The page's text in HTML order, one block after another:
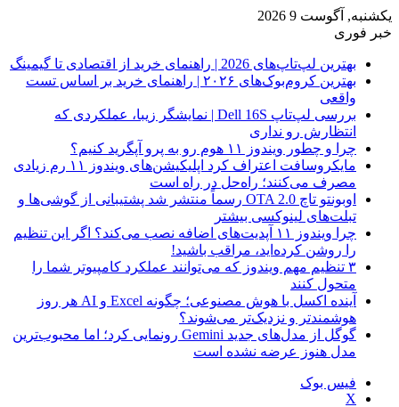
یکشنبه, آگوست 9 2026
خبر فوری
بهترین لپ‌تاپ‌های 2026 | راهنمای خرید از اقتصادی تا گیمینگ
بهترین کروم‌بوک‌های ۲۰۲۶ | راهنمای خرید بر اساس تست
واقعی
بررسی لپ‌تاپ Dell 16S | نمایشگر زیبا، عملکردی که
انتظارش رو نداری
چرا و چطور ویندوز ۱۱ هوم رو به پرو آپگرید کنیم؟
مایکروسافت اعتراف کرد اپلیکیشن‌های ویندوز ۱۱ رم زیادی
مصرف می‌کنند؛ راه‌حل در راه است
اوبونتو تاچ OTA 2.0 رسماً منتشر شد پشتیبانی از گوشی‌ها و
تبلت‌های لینوکسی بیشتر
چرا ویندوز ۱۱ آپدیت‌های اضافه نصب می‌کند؟ اگر این تنظیم
را روشن کرده‌اید، مراقب باشید!
۳ تنظیم مهم ویندوز که می‌توانند عملکرد کامپیوتر شما را
متحول کنند
آینده اکسل با هوش مصنوعی؛ چگونه Excel و AI هر روز
هوشمندتر و نزدیک‌تر می‌شوند؟
گوگل از مدل‌های جدید Gemini رونمایی کرد؛ اما محبوب‌ترین
مدل هنوز عرضه نشده است
فیس بوک
X